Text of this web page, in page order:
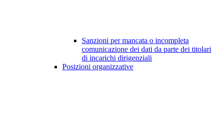
Sanzioni per mancata o incompleta
comunicazione dei dati da parte dei titolari
di incarichi dirigenziali
Posizioni organizzative